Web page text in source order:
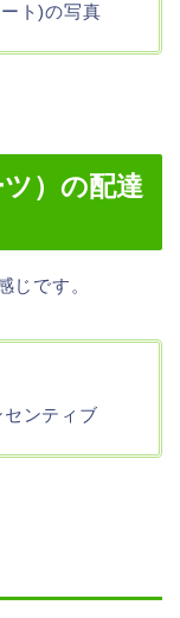
ト)の写真
）の配達
じです。
ンティブ